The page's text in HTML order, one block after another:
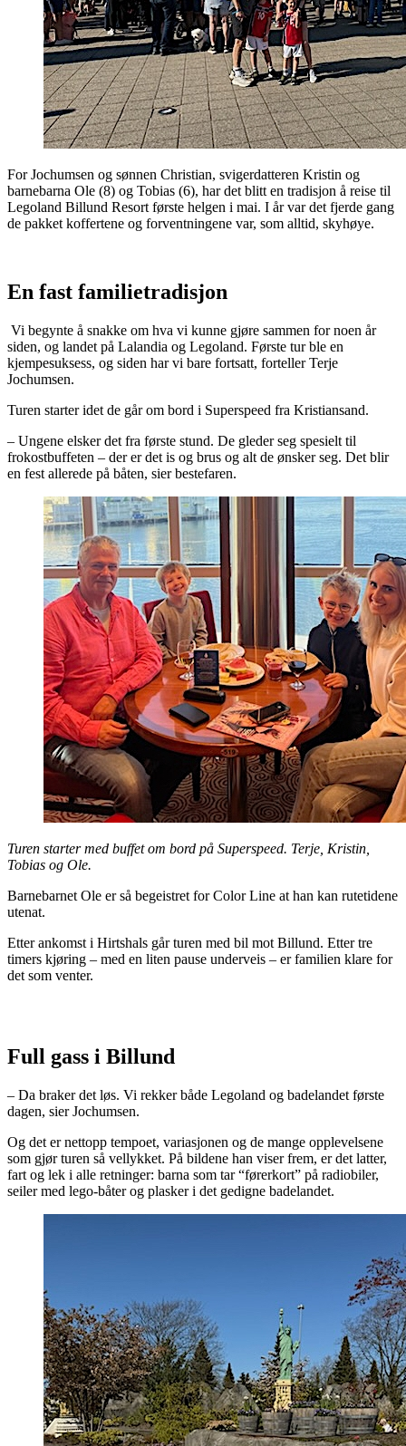
For Jochumsen og sønnen Christian, svigerdatteren Kristin og
barnebarna Ole (8) og Tobias (6), har det blitt en tradisjon å reise til
Legoland Billund Resort første helgen i mai. I år var det fjerde gang
de pakket koffertene og forventningene var, som alltid, skyhøye.
En fast familietradisjon
Vi begynte å snakke om hva vi kunne gjøre sammen for noen år
siden, og landet på Lalandia og Legoland. Første tur ble en
kjempesuksess, og siden har vi bare fortsatt, forteller Terje
Jochumsen.
Turen starter idet de går om bord i Superspeed fra Kristiansand.
– Ungene elsker det fra første stund. De gleder seg spesielt til
frokostbuffeten – der er det is og brus og alt de ønsker seg. Det blir
en fest allerede på båten, sier bestefaren.
Turen starter med buffet om bord på Superspeed. Terje, Kristin,
Tobias og Ole.
Barnebarnet Ole er så begeistret for Color Line at han kan rutetidene
utenat.
Etter ankomst i Hirtshals går turen med bil mot Billund. Etter tre
timers kjøring – med en liten pause underveis – er familien klare for
det som venter.
Full gass i Billund
– Da braker det løs. Vi rekker både Legoland og badelandet første
dagen, sier Jochumsen.
Og det er nettopp tempoet, variasjonen og de mange opplevelsene
som gjør turen så vellykket. På bildene han viser frem, er det latter,
fart og lek i alle retninger: barna som tar “førerkort” på radiobiler,
seiler med lego-båter og plasker i det gedigne badelandet.